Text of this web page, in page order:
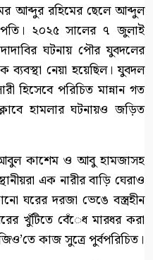
আব্দুর রহিমের ছেলে আব্দুল
২০২৫ সালের ৭ জুলাই
ঘটনায় পৌর যুবদলের
ব্যবস্থা নেয়া হয়েছিল। যুবদল
হিসেবে পরিচিত মান্নান গত
হামলার ঘটনায়ও জড়িত
আবুল কাশেম ও আবু হামজাসহ
এক নারীর বাড়ি ঘেরাও
ঘরের দরজা ভেঙে বস্ত্রহীন
খুঁটিতে বেঁেধ মারধর করা
কাজ সুত্রে পুর্বপরিচিত।